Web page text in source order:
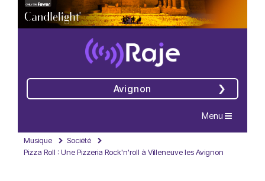
Avignon
Navigation
Menu
Musique
Société
Pizza Roll : Une Pizzeria Rock'n'roll à Villeneuve les Avignon